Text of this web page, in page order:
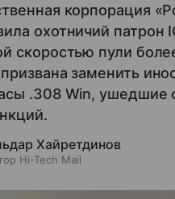
корпорация
охотничий патрон
скоростью пули
заменить
.308 Win, ушедшие
Хайретдинов
Hi-Tech Mail